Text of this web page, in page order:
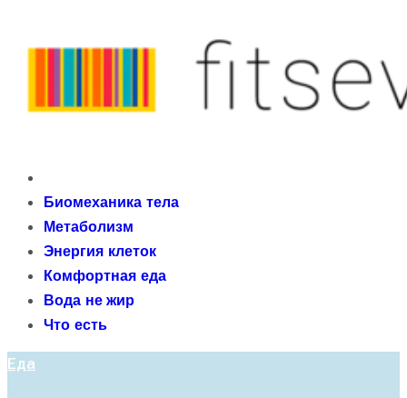
сайт о метаболизме и энергетической адаптации
организма после 40 лет
Primary
MenuБиомеханика тела
Метаболизм
Энергия клеток
Комфортная еда
Вода не жир
Что есть
Еда